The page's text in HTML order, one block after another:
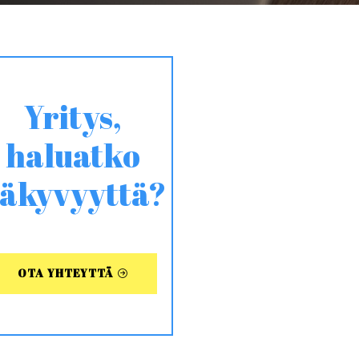
Yritys,
haluatko
OTA YHTEYTTÄ